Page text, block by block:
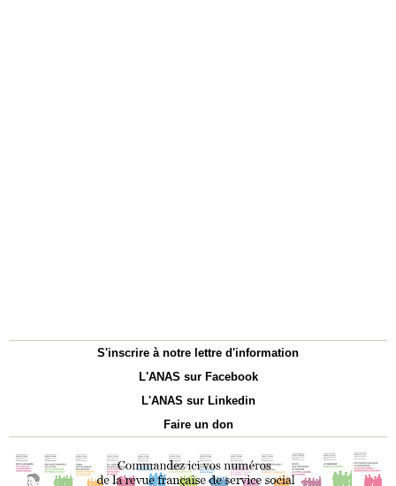
S'inscrire à notre lettre d'information
L'ANAS sur Facebook
L'ANAS sur Linkedin
Faire un don